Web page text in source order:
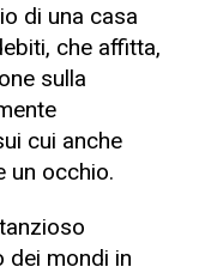
di una casa
che affitta,
sulla
cui anche
un occhio.
dei mondi in